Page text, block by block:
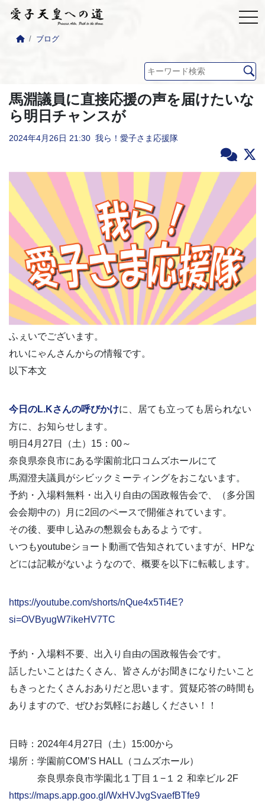
ブログ
馬淵議員に直接応援の声を届けたいな
ら明日チャンスが
2024年4月26日 21:30 我ら！愛子さま応援隊
ふぇいでございます。
れいにゃんさんからの情報です。
以下本文
今日のL.Kさんの呼びかけに、居ても立っても居られない
方に、お知らせします。
明日4月27日（土）15：00～
奈良県奈良市にある学園前北口コムズホールにて
馬淵澄夫議員がシビックミーティングをおこないます。
予約・入場料無料・出入り自由の国政報告会で、（多分国
会会期中の）月に2回のペースで開催されています。
その後、要申し込みの懇親会もあるようです。
いつもyoutubeショート動画で告知されていますが、HPな
どには記載がないようなので、概要を以下に転載します。
https://youtube.com/shorts/nQue4x5Ti4E?
si=OVByugW7ikeHV7TC
予約・入場料不要、出入り自由の国政報告会です。
話したいことはたくさん、皆さんがお聞きになりたいこと
もきっとたくさんおありだと思います。質疑応答の時間も
ありますので、ぜひお気軽にお越しください！！
日時：2024年4月27日（土）15:00から
場所：学園前COM’S HALL（コムズホール）
奈良県奈良市学園北１丁目１−１２ 和幸ビル 2F
https://maps.app.goo.gl/WxHVJvgSvaefBTfe9